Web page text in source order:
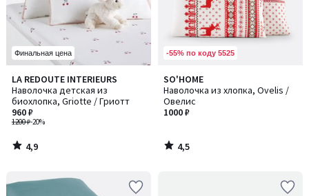
Финальная цена
LA REDOUTE INTERIEURS
Наволочка детская из
биохлопка, Griotte / Гриотт
1200 ₽-20%
960 ₽
4,9
/ 5
4,9
/
-55% по коду 5525
SO'HOME
Наволочка из хлопка, Ovelis /
Овелис
1000 ₽
4,5
/ 5
4,5
/